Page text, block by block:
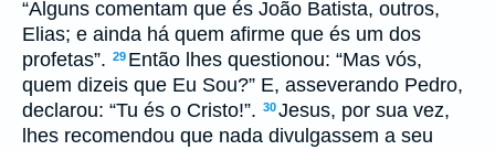
“Alguns comentam que és João Batista, outros,
Elias; e ainda há quem afirme que és um dos
profetas”. 29 Então lhes questionou: “Mas vós,
quem dizeis que Eu Sou?” E, asseverando Pedro,
declarou: “Tu és o Cristo!”. 30Jesus, por sua vez,
lhes recomendou que nada divulgassem a seu